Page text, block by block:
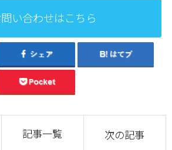
い合わせはこちら
記事一覧 次の記事